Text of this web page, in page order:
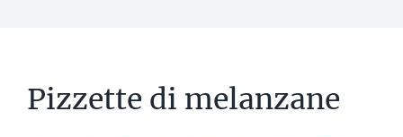
Pizzette di melanzane